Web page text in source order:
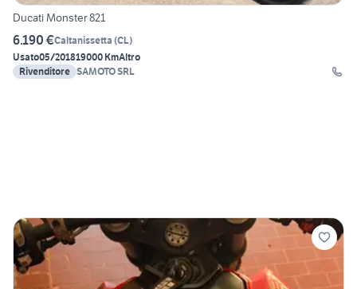
Ducati Monster 821
6.190 €Caltanissetta (CL)
Usato05/201819000 KmAltro
Rivenditore SAMOTO SRL